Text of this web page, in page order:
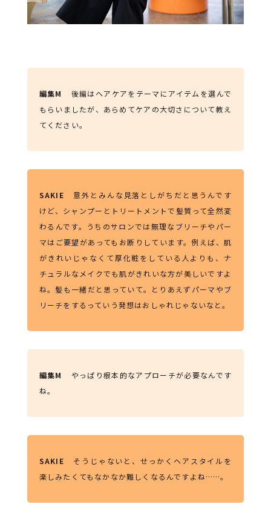
編集M
後編はヘアケアをテーマにアイテムを選んで
もらいましたが、あらめてケアの大切さについて教え
てください。
SAKIE
意外とみんな見落としがちだと思うんです
けど、シャンプーとトリートメントで髪質って全然変
わるんです。うちのサロンでは無理なブリーチやパー
マはご要望があってもお断りしています。例えば、肌
がきれいじゃなくて厚化粧をしている人よりも、ナ
チュラルなメイクでも肌がきれいな方が美しいですよ
ね。髪も一緒だと思っていて。とりあえずパーマやブ
リーチをするっていう発想はおしゃれじゃないなと。
編集M
やっぱり根本的なアプローチが必要なんです
ね。
SAKIE
そうじゃないと、せっかくヘアスタイルを
楽しみたくてもなかなか難しくなるんですよね……。